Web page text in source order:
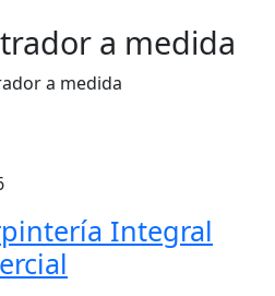
a medida
a medida
Integral